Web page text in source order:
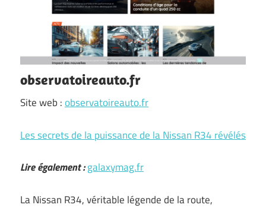
observatoireauto.fr
Site web :observatoireauto.fr
Les secrets de la puissance de la Nissan R34 révélés
Lire également :galaxymag.fr
La Nissan R34, véritable légende de la route,